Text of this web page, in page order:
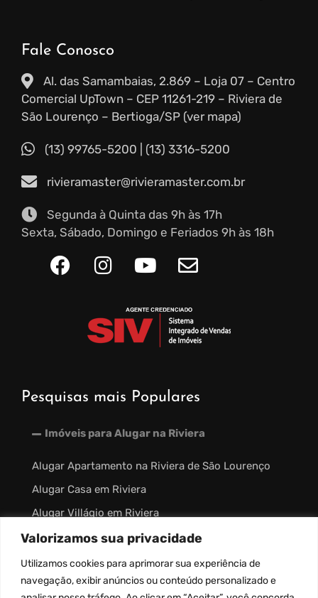
Valorizamos sua privacidade
Utilizamoscookies para aprimorar sua experiência de
navegação, exibir anúncios ou conteúdo personalizado e
Fale Conosco
Al. das Samambaias, 2.869 – Loja 07 – Centro
Comercial UpTown – CEP 11261-219 – Riviera de
São Lourenço – Bertioga/SP (ver mapa)
(13) 99765-5200 (13) 3316-5200
rivieramaster@rivieramaster.com.br
Segunda à Quinta das 9h às 17h
Sexta, Sábado, Domingo e Feriados 9h às 18h
Pesquisas mais Populares
Imóveis para Alugar na Riviera
Alugar Apartamento na Riviera de São Lourenço
Alugar Casa em Riviera
Alugar Villágio em Riviera
Imóveis à Venda na Riviera
Outros Links